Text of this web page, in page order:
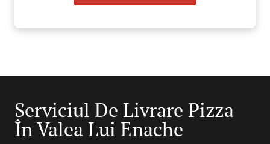
Serviciul De Livrare Pizza
În Valea Lui Enache